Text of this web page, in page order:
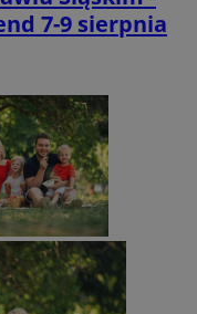
7-9 sierpnia